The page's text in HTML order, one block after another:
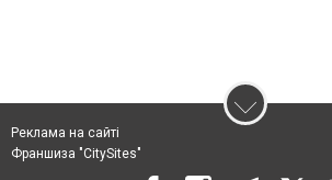
Реклама на сайті
Франшиза "CitySites"